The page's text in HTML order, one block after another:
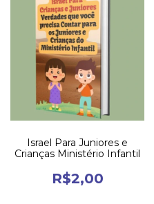
Israel Para Juniores e
Crianças Ministério Infantil
R$2,00